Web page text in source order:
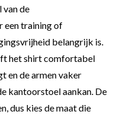
van de
een training of
belangrijk is.
het shirt comfortabel
en de armen vaker
kantoorstoel aankan. De
dus kies de maat die